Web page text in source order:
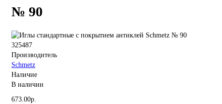
№ 90
325487
Производитель
Schmetz
Наличие
В наличии
673.00р.